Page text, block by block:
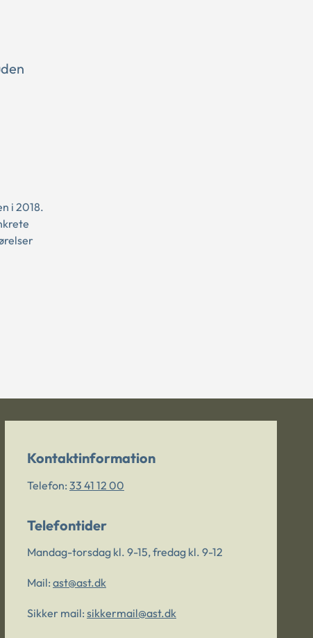
i 2018.
Kontaktinformation
Telefon: 33 41 12 00
Telefontider
Mandag-torsdag kl. 9-15, fredag kl. 9-12
Mail: ast@ast.dk
Sikker mail: sikkermail@ast.dk